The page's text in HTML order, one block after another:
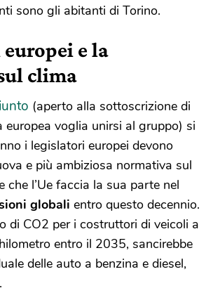
sono gli abitanti di Torino.
e la
clima
(aperto alla sottoscrizione di
europea voglia unirsi al gruppo) si
i legislatori europei devono
e più ambiziosa normativa sul
che l’Ue faccia la sua parte nel
globali entro questo decennio.
di CO2 per i costruttori di veicoli a
entro il 2035, sancirebbe
delle auto a benzina e diesel,